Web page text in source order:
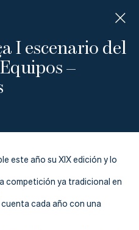
I escenario del
–
este año su XIX edición y lo
competición ya tradicional en
cada año con una